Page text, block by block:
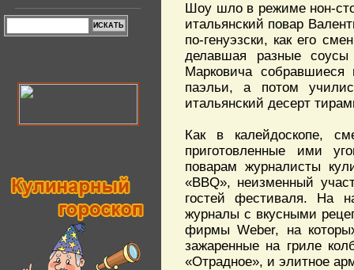
Шоу шло в режиме нон-
итальянский повар
по-генуэзски, как его
делавшая разные
Марковича собравшиеся
паэльи, а потом
итальянский десерт
Как в калейдоскопе,
приготовленные ими
поварам журналисты
«BBQ», неизменный
гостей фестиваля. На
журналы с вкусными
фирмы Weber, на
зажаренные на гриле
«Отрадное», и элитное